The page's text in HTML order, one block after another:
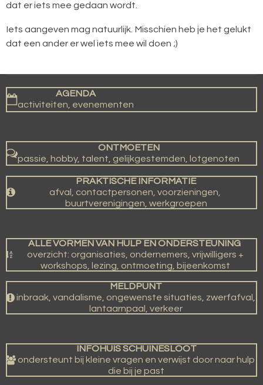
dat er iets mee gedaan wordt.
Iets aangeven mag natuurlijk. Misschien heb je het gelukt
dat een ander er wel iets mee wil doen ;)
AGENDA
activiteiten, evenementen
ONTMOETEN
passie, hobby, talent, gelijkgestemden, lotgenoten
PRAKTISCHE INFORMATIE
afval, contactpersonen, voorzieningen,
buurtverenigingen, werkgroepen
ALLE VORMEN VAN HULP EN ONDERSTEUNING
overzicht: organisaties, ondernemers, vrijwilligers +
workshops, lezing, ontmoeting, bijeenkomst
MELDPUNT
inbraak, vandalisme, ongewenste situaties, zwerfafval,
lantaarnpaal, verkeer
INFOHUIS SCHUINESLOOT
ondersteunt bij kleine vragen en verwijst door naar hulp
die bij je past